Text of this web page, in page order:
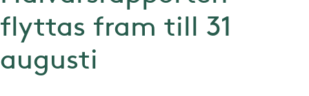
flyttas fram till 31
augusti